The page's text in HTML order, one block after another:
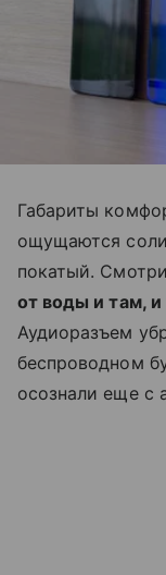
Габариты
ощущаются
покатый.
от воды и там, и
Аудиоразъем
беспроводном
осознали еще с